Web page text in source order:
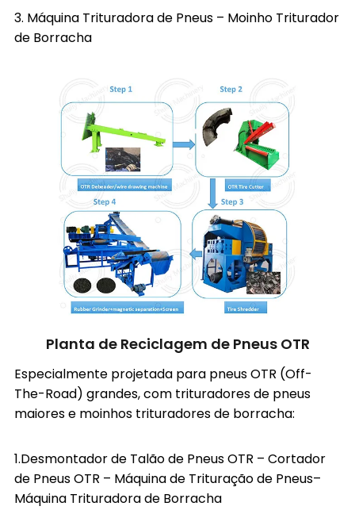
3. Máquina Trituradora de Pneus – Moinho Triturador
de Borracha
Planta de Reciclagem de Pneus OTR
Especialmente projetada para pneus OTR (Off-
The-Road) grandes, com trituradores de pneus
maiores e moinhos trituradores de borracha:
1.Desmontador de Talão de Pneus OTR – Cortador
de Pneus OTR – Máquina de Trituração de Pneus–
Máquina Trituradora de Borracha